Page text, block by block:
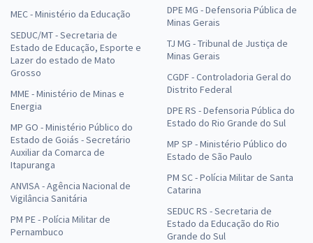
MEC - Ministério da Educação
SEDUC/MT - Secretaria de
Estado de Educação, Esporte e
Lazer do estado de Mato
Grosso
MME - Ministério de Minas e
Energia
MP GO - Ministério Público do
Estado de Goiás - Secretário
Auxiliar da Comarca de
Itapuranga
ANVISA - Agência Nacional de
Vigilância Sanitária
PM PE - Polícia Militar de
Pernambuco
DPE MG - Defensoria Pública de
Minas Gerais
TJ MG - Tribunal de Justiça de
Minas Gerais
CGDF - Controladoria Geral do
Distrito Federal
DPE RS - Defensoria Pública do
Estado do Rio Grande do Sul
MP SP - Ministério Público do
Estado de São Paulo
PM SC - Polícia Militar de Santa
Catarina
SEDUC RS - Secretaria de
Estado da Educação do Rio
Grande do Sul